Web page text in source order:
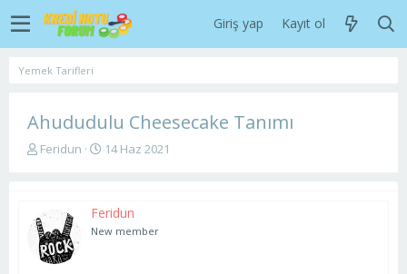
Giriş yap Kayıt ol
Yemek Tarifleri
Ahududulu Cheesecake Tanımı
K
y
u
b
a
Feridun
B
a
n
14 Haz 2021
Feridun
New member